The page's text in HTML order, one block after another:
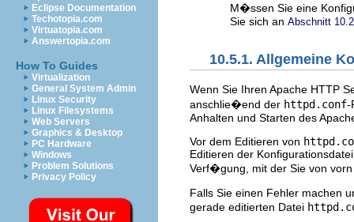
Eclipse Documentation
Techotopia.com
Virtuatopia.com
Answertopia.com
How To Guides
Virtualization
General System Admin
Linux Security
Linux Filesystems
Web Servers
Graphics & Desktop
PC Hardware
Windows
Problem Solutions
Privacy Policy
M�ssen Sie eine
Sie sich an Abschnitt 10.2
10.5.1. Allgemeine
Wenn Sie Ihren Apache HTTP
anschlie�end der httpd.conf-
Anhalten und Starten des
Vor dem Editieren von
Editieren der
Verf�gung, mit der Sie von
Falls Sie einen Fehler machen
gerade editierten Datei